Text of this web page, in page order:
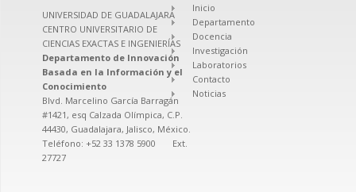
UNIVERSIDAD DE GUADALAJARA
CENTRO UNIVERSITARIO DE
CIENCIAS EXACTAS E INGENIERÍAS
Departamento de Innovación
Basada en la Información y el
Conocimiento
Blvd. Marcelino García Barragán
#1421, esq Calzada Olímpica, C.P.
44430, Guadalajara, Jalisco, México.
Teléfono: +52 33 1378 5900 Ext.
27727
Inicio
Departamento
Docencia
Investigación
Laboratorios
Contacto
Noticias